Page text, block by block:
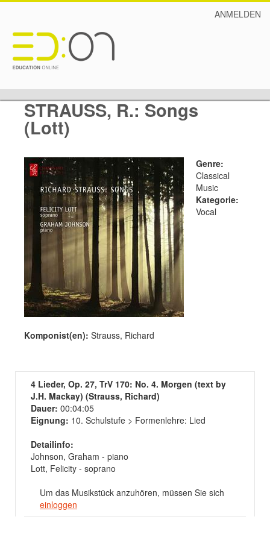
ANMELDEN
STRAUSS, R.: Songs
(Lott)
Genre:
Classical
Music
Kategorie:
Vocal
Komponist(en): Strauss, Richard
4 Lieder, Op. 27, TrV 170: No. 4. Morgen (text by
J.H. Mackay) (Strauss, Richard)
Dauer: 00:04:05
Eignung: 10. Schulstufe > Formenlehre: Lied
Detailinfo:
Johnson, Graham - piano
Lott, Felicity - soprano
Um das Musikstück anzuhören, müssen Sie sich
einloggen